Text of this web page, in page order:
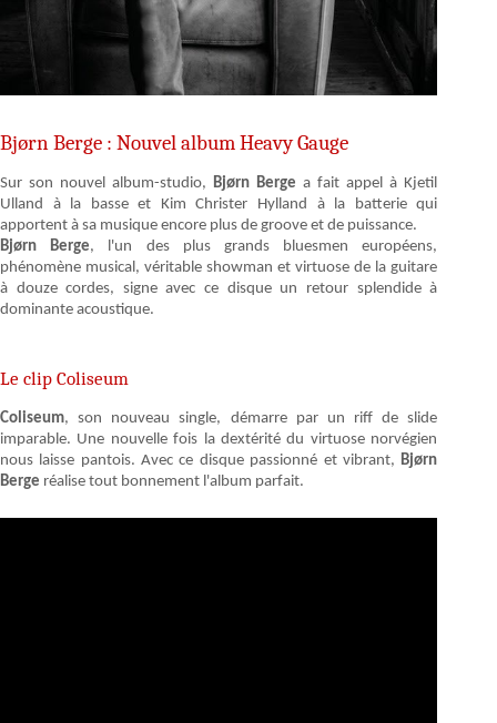
Bjørn Berge : Nouvel album Heavy Gauge
Sur son nouvel album-studio, Bjørn Berge a fait appel à Kjetil
Ulland à la basse et Kim Christer Hylland à la batterie qui
apportent à sa musique encore plus de groove et de puissance.
Bjørn Berge, l'un des plus grands bluesmen européens,
phénomène musical, véritable showman et virtuose de la guitare
à douze cordes, signe avec ce disque un retour splendide à
dominante acoustique.
Le clip Coliseum
Coliseum, son nouveau single, démarre par un riff de slide
imparable. Une nouvelle fois la dextérité du virtuose norvégien
nous laisse pantois. Avec ce disque passionné et vibrant, Bjørn
Berge réalise tout bonnement l'album parfait.